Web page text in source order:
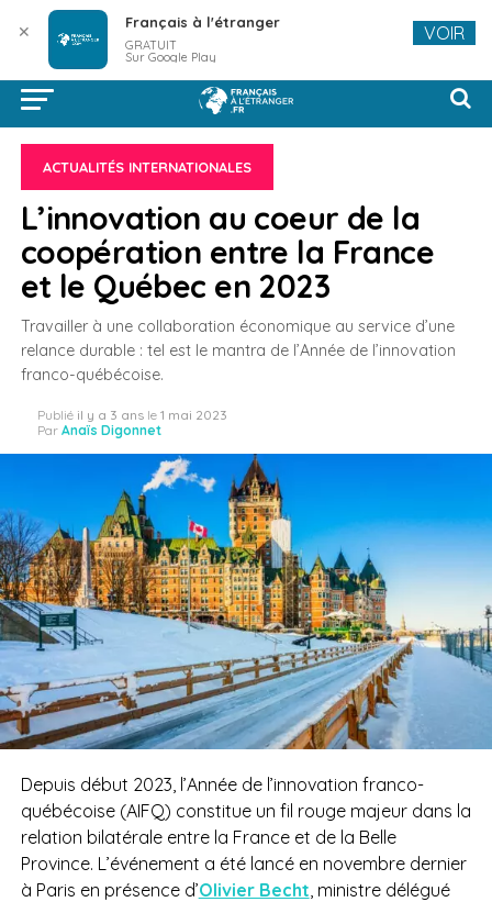
ACTUALITÉS INTERNATIONALES
L’innovation au coeur de la
coopération entre la France
et le Québec en 2023
Travailler à une collaboration économique au service d’une
relance durable : tel est le mantra de l’Année de l’innovation
franco-québécoise.
Publié il y a 3 ans le 1 mai 2023
Par Anaïs Digonnet
Depuis début 2023, l’Année de l’innovation franco-
québécoise (AIFQ) constitue un fil rouge majeur dans la
relation bilatérale entre la France et de la Belle
Province. L’événement a été lancé en novembre dernier
à Paris en présence d’Olivier Becht , ministre délégué
✕ Français à l'étranger
GRATUIT
Sur Google Play
VOIR